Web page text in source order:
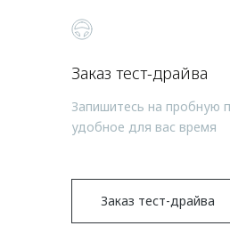
Заказ тест-драйва
Запишитесь на пробную
удобное для вас время
Заказ тест-драйва